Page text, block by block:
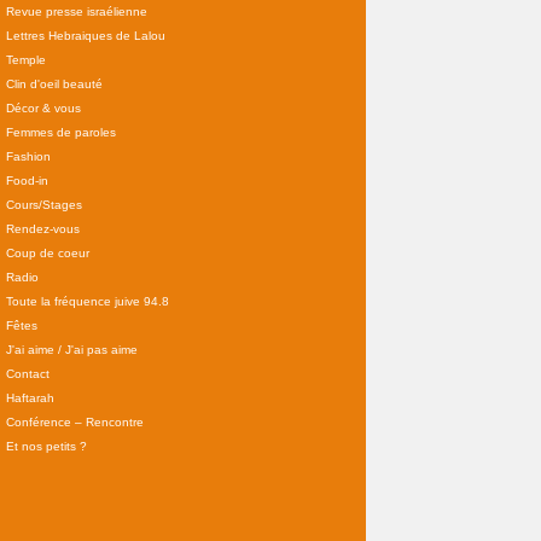
Revue presse israélienne
Lettres Hebraiques de Lalou
Temple
Clin d'oeil beauté
Décor & vous
Femmes de paroles
Fashion
Food-in
Cours/Stages
Rendez-vous
Coup de coeur
Radio
Toute la fréquence juive 94.8
Fêtes
J'ai aime / J'ai pas aime
Contact
Haftarah
Conférence – Rencontre
Et nos petits ?